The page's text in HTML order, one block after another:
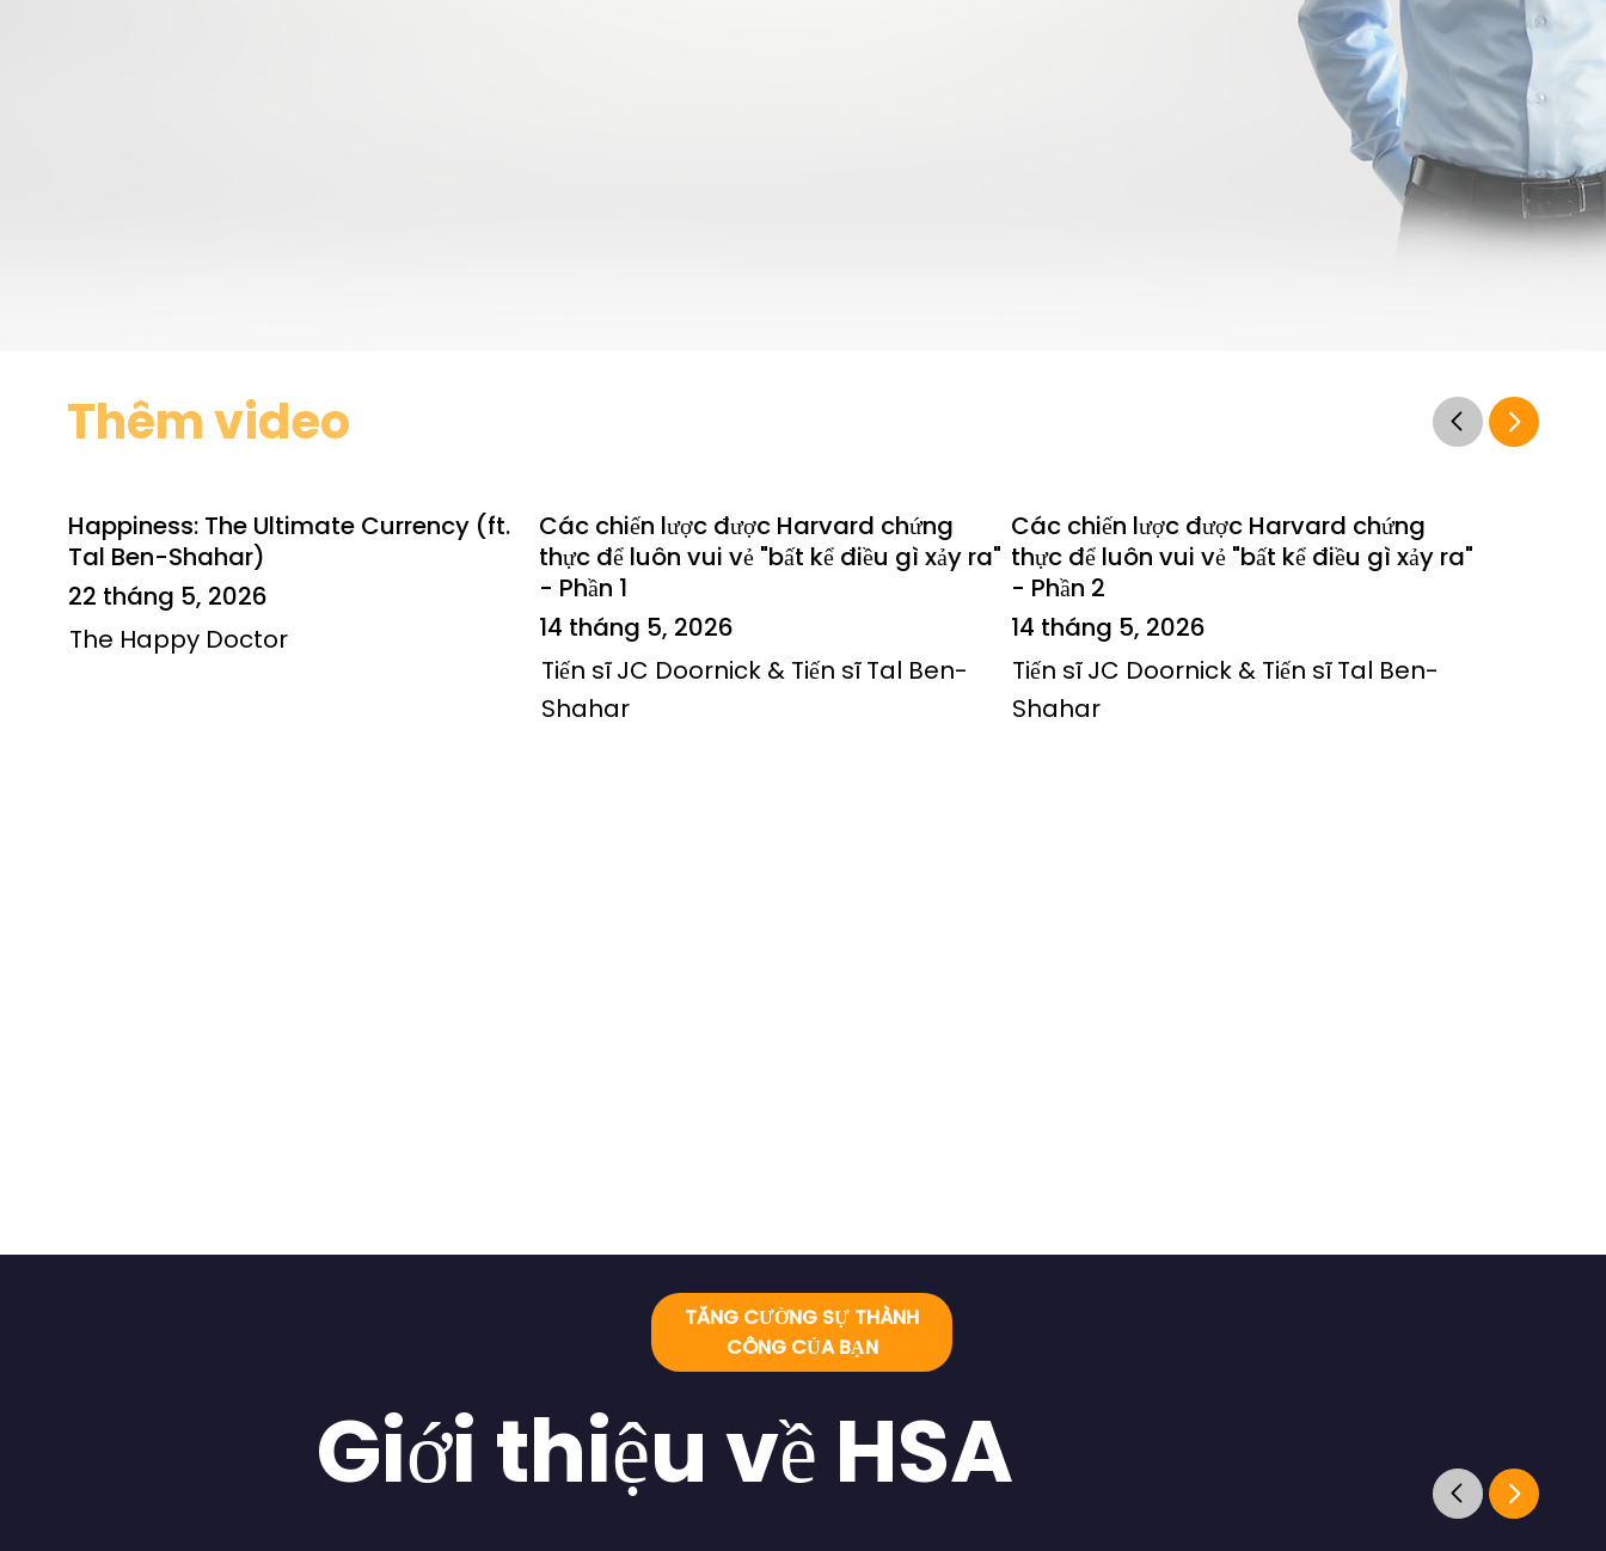
Thêm video
Happiness: The Ultimate Currency (ft.
Tal Ben-Shahar)
22 tháng 5, 2026
The Happy Doctor
Các chiến lược được Harvard chứng
thực để luôn vui vẻ "bất kể điều gì xảy ra"
- Phần 1
14 tháng 5, 2026
Tiến sĩ JC Doornick & Tiến sĩ Tal Ben-
Shahar
Các chiến lược được Harvard chứng
thực để luôn vui vẻ "bất kể điều gì xảy ra"
- Phần 2
14 tháng 5, 2026
Tiến sĩ JC Doornick & Tiến sĩ Tal Ben-
Shahar
TĂNG CƯỜNG SỰ THÀNH
CÔNG CỦA BẠN
Giới thiệu về HSA